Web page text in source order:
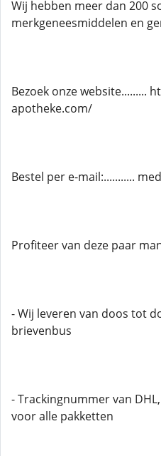
Wij hebben meer dan 200
merkgeneesmiddelen en
Bezoek onze website.........
apotheke.com/
Bestel per e-mail:...........
Profiteer van deze paar
- Wij leveren van doos tot
brievenbus
- Trackingnummer van
voor alle pakketten